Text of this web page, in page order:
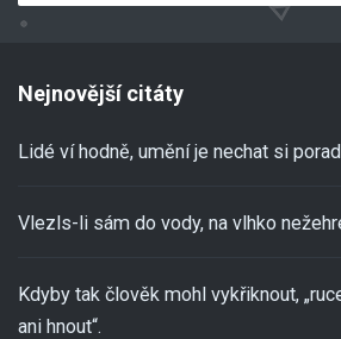
Nejnovější citáty
Lidé ví hodně, umění je nechat si
Vlezls-li sám do vody, na vlhko
Kdyby tak člověk mohl vykřiknout,
ani hnout“.